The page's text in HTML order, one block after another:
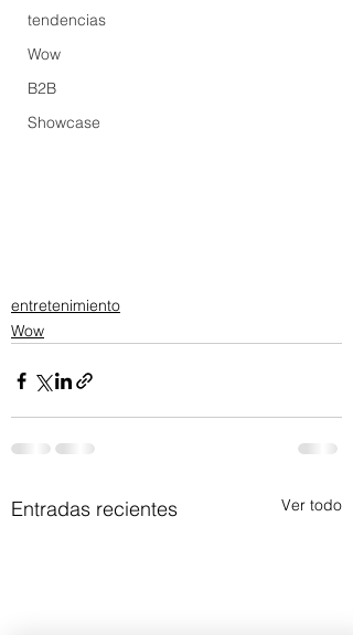
tendencias
Wow
B2B
Showcase
entretenimiento
Wow
Entradas recientes Ver todo